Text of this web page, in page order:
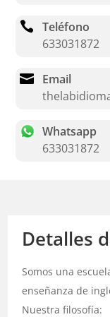

Teléfono
633031872

Email
Whatsapp
633031872
Detalles
Somos una
enseñanza de
Nuestra filosofía: